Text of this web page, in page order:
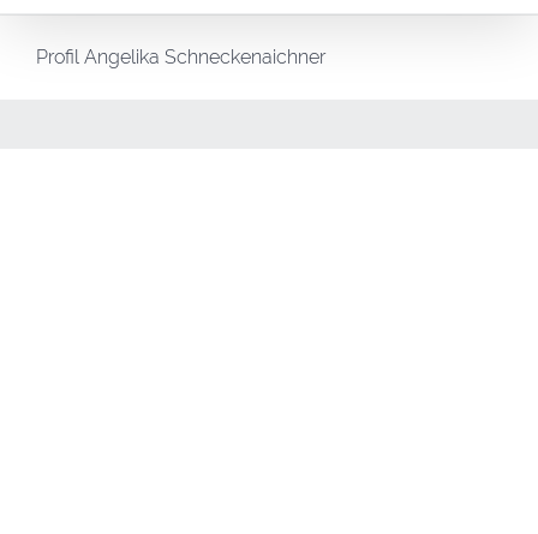
Profil Angelika Schneckenaichner